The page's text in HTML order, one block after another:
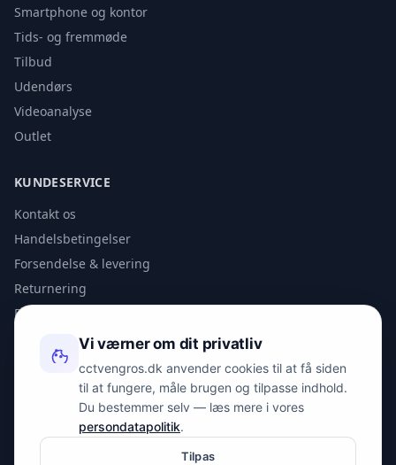
Smartphone og kontor
Tids- og fremmøde
Tilbud
Udendørs
Videoanalyse
Outlet
KUNDESERVICE
Kontakt os
Handelsbetingelser
Forsendelse & levering
Returnering
Privatlivspolitik
KONTAKT
info@spyman.dk
Peter Bangs Vej 153, 2000 Frederiksberg
Vi værner om dit privatliv
cctvengros.dk anvender cookies til at få siden
til at fungere, måle brugen og tilpasse indhold.
Du bestemmer selv — læs mere i vores
persondatapolitik.
Tilpas